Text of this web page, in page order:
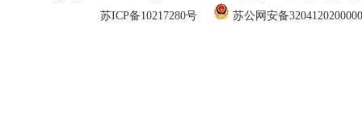
苏ICP备10217280号
苏公网安备